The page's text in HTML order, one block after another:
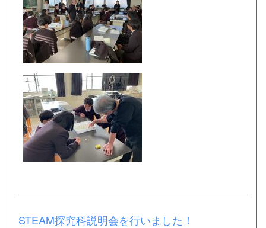
STEAM探究科説明会を行いました！